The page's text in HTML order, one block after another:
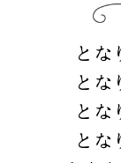
とな
とな
とな
とな